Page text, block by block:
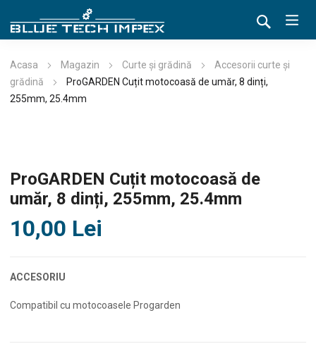
Acasa Magazin Curte și grădină
Accesorii curte și
grădină
ProGARDEN Cuțit motocoasă de umăr, 8 dinți,
255mm, 25.4mm
ProGARDEN Cuțit motocoasă de
umăr, 8 dinți, 255mm, 25.4mm
10,00 Lei
ACCESORIU
Compatibil cu motocoasele Progarden